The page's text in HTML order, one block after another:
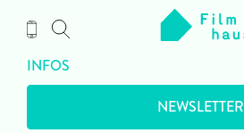
Inhalt
INFOS
NEWSLETTER